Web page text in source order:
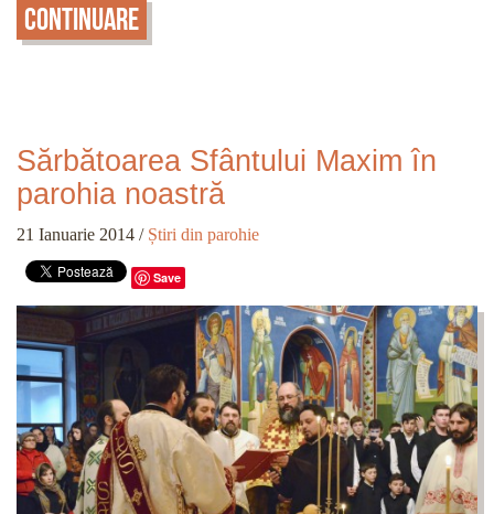
Continuare
Sărbătoarea Sfântului Maxim în
parohia noastră
21 Ianuarie 2014 / Știri din parohie
Save